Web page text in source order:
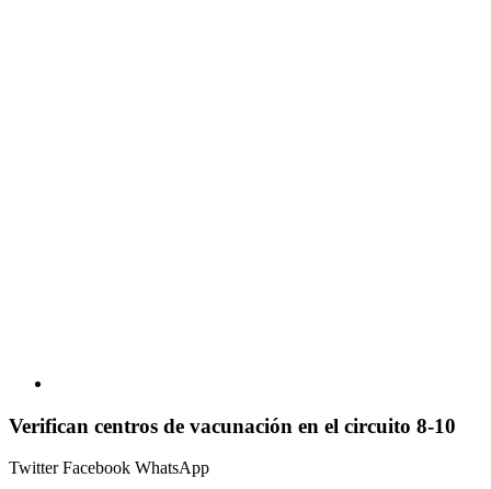
Verifican centros de vacunación en el circuito 8-10
TwitterFacebook WhatsApp